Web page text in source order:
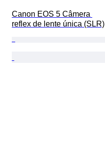
Canon EOS 5 Câmera
reflex de lente única (SLR)